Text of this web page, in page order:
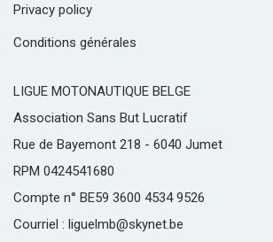
Privacy policy
Conditions générales
LIGUE MOTONAUTIQUE BELGE
Association Sans But Lucratif
Rue de Bayemont 218 - 6040 Jumet
RPM 0424541680
Compte n° BE59 3600 4534 9526
Courriel : liguelmb@skynet.be